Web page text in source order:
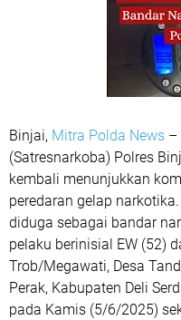
Binjai, Mitra Polda News –
(Satresnarkoba) Polres
kembali menunjukkan
peredaran gelap
diduga sebagai bandar
pelaku berinisial EW (52)
Trob/Megawati, Desa
Perak, Kabupaten Deli
pada Kamis (5/6/2025)